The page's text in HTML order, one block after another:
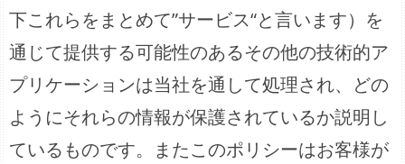
下これらをまとめて”サービス“と言います）を
通じて提供する可能性のあるその他の技術的ア
プリケーションは当社を通して処理され、どの
ようにそれらの情報が保護されているか説明し
ているものです。またこのポリシーはお客様が